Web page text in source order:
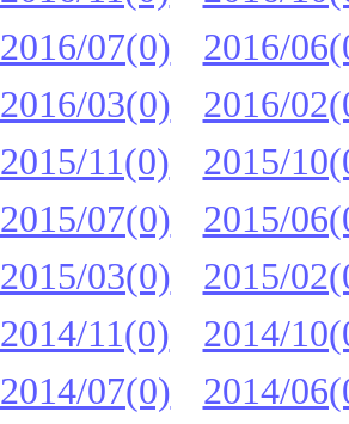
2016/07(0)
2016/
2016/03(0)
2016/
2015/11(0)
2015/
2015/07(0)
2015/
2015/03(0)
2015/
2014/11(0)
2014/
2014/07(0)
2014/